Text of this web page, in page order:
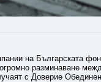
на Българската
разминаване
с Доверие